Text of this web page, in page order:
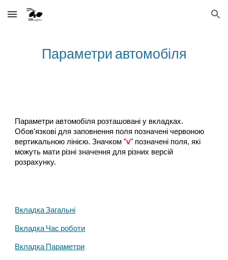
Skip to main content Skip to navigation
Параметри автомобіля
Параметри автомобіля розташовані у вкладках.
Обов'язкові для заповнення поля позначені червоною
вертикальною лінією. Значком "v" позначені поля, які
можуть мати різні значення для різних версій
розрахунку.
Вкладка Загальні
Вкладка Час роботи
Вкладка Параметри